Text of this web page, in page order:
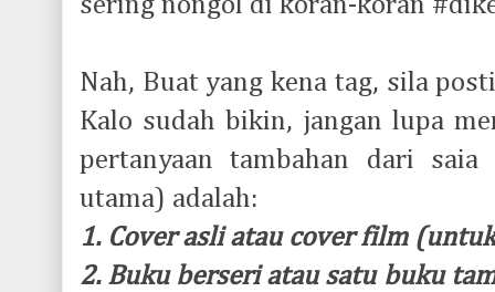
Nah, Buat yang kena tag, sila
Kalo sudah bikin, jangan lupa
pertanyaan tambahan dari
utama) adalah:
1. Cover asli atau cover film
2. Buku berseri atau satu buku